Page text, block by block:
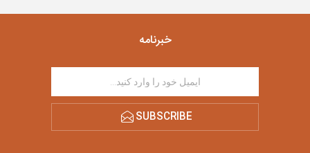
خبرنامه
SUBSCRIBE